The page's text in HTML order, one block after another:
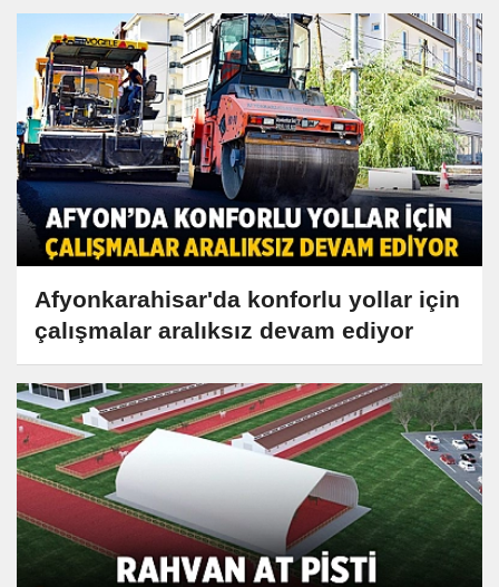
Afyonkarahisar'da konforlu yollar için
çalışmalar aralıksız devam ediyor